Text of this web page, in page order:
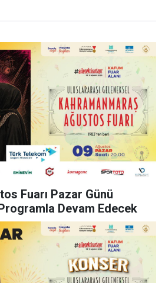
Fuarı Pazar Günü
Devam Edecek